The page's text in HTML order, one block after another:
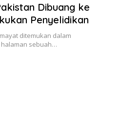
Dibuang ke
Penyelidikan
ditemukan dalam
sebuah…